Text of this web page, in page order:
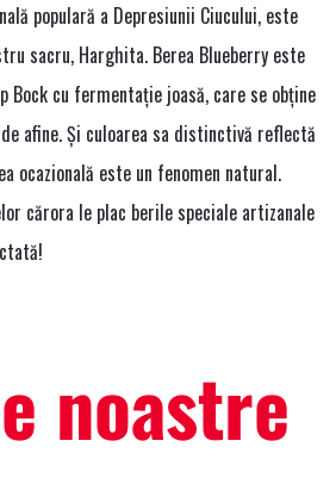
populară a Depresiunii Ciucului, este
sacru, Harghita. Berea Blueberry este
Bock cu fermentație joasă, care se obține
afine. Și culoarea sa distinctivă reflectă
ocazională este un fenomen natural.
cărora le plac berile speciale artizanale
noastre